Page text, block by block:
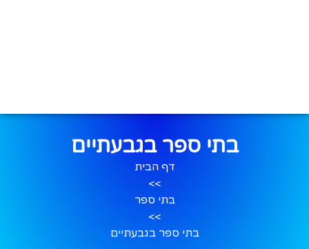
בתי ספר בגבעתיים
דף הבית
>>
בתי ספר
>>
בתי ספר בגבעתיים